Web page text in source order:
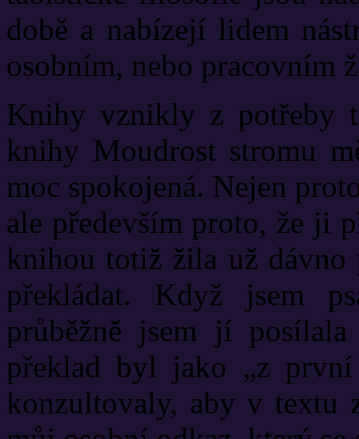
době a nabízejí lidem
osobním, nebo pracovním
Knihy vznikly z potřeby
knihy Moudrost stromu
moc spokojená. Nejen
ale především proto, že ji
knihou totiž žila už
překládat. Když jsem
průběžně jsem jí
překlad byl jako „z
konzultovaly, aby v textu